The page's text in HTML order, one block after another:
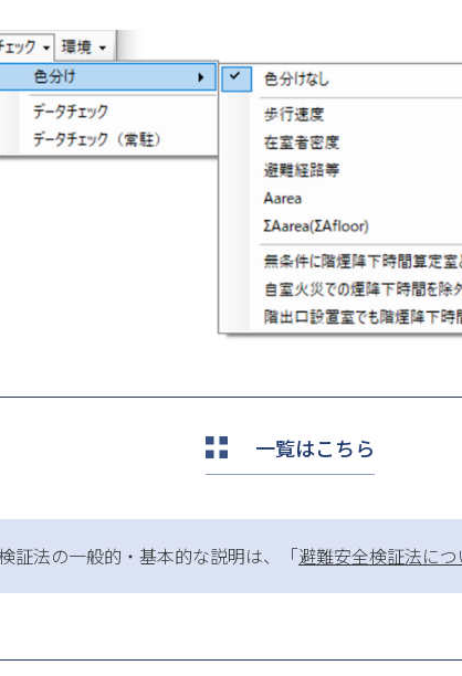
一覧はこちら
証法の一般的・基本的な説明は、「避難安全検証法につ